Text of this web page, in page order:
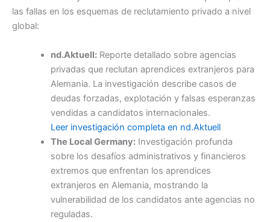
las fallas en los esquemas de reclutamiento privado a nivel
global:
nd.Aktuell:Reporte detallado sobre agencias
privadas que reclutan aprendices extranjeros para
Alemania. La investigación describe casos de
deudas forzadas, explotación y falsas esperanzas
vendidas a candidatos internacionales.
Leer investigación completa en nd.Aktuell
The Local Germany:Investigación profunda
sobre los desafíos administrativos y financieros
extremos que enfrentan los aprendices
extranjeros en Alemania, mostrando la
vulnerabilidad de los candidatos ante agencias no
reguladas.